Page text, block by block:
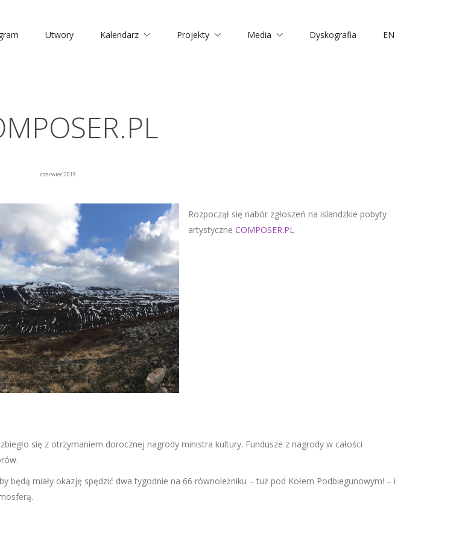
Utwory Kalendarz Projekty Media Dyskografia EN
czerwiec 2019
Rozpoczął się nabór zgłoszeń na islandzkie pobyty
artystyczne COMPOSER.PL
się z otrzymaniem dorocznej nagrody ministra kultury. Fundusze z nagrody w całości
będą miały okazję spędzić dwa tygodnie na 66 równoleżniku – tuż pod Kołem Podbiegunowym! – i